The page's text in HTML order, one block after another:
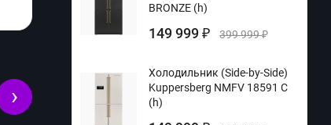
›
BRONZE (h)
149 999₽ 399 999₽
Холодильник (Side-by-Side)
Kuppersberg NMFV 18591 C
(h)